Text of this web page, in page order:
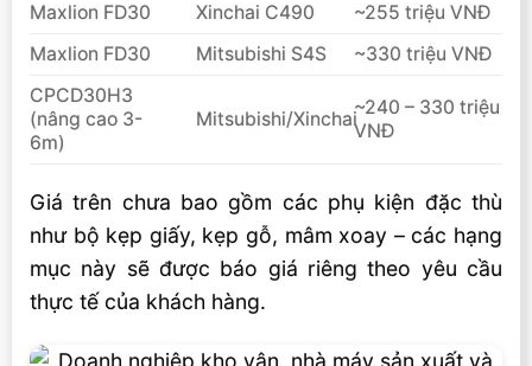
Maxlion FD30
Xinchai C490
~255 triệu VNĐ
Maxlion FD30
Mitsubishi S4S
~330 triệu VNĐ
CPCD30H3
(nâng cao 3-
6m)
Mitsubishi/Xinchai
~240 – 330 triệu
VNĐ
Giá trên chưa bao gồm các phụ kiện đặc thù
như bộ kẹp giấy, kẹp gỗ, mâm xoay – các hạng
mục này sẽ được báo giá riêng theo yêu cầu
thực tế của khách hàng.